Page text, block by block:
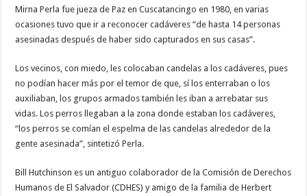
Mirna Perla fue jueza de Paz en Cuscatancingo en 1980, en varias
ocasiones tuvo que ir a reconocer cadáveres “de hasta 14 personas
asesinadas después de haber sido capturados en sus casas”.
Los vecinos, con miedo, les colocaban candelas a los cadáveres, pues
no podían hacer más por el temor de que, sí los enterraban o los
auxiliaban, los grupos armados también les iban a arrebatar sus
vidas. Los perros llegaban a la zona donde estaban los cadáveres,
“los perros se comían el espelma de las candelas alrededor de la
gente asesinada”, sintetizó Perla.
Bill Hutchinson es un antiguo colaborador de la Comisión de Derechos
Humanos de El Salvador (CDHES) y amigo de la familia de Herbert